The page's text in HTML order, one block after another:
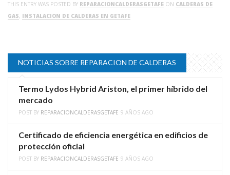
THIS ENTRY WAS POSTED BY REPARACIONCALDERASGETAFE ON CALDERAS DE
GAS, INSTALACION DE CALDERAS EN GETAFE
NOTICIAS SOBRE REPARACION DE CALDERAS
Termo Lydos Hybrid Ariston, el primer híbrido del
mercado
POST BY REPARACIONCALDERASGETAFE 9 AÑOS AGO
Certificado de eficiencia energética en edificios de
protección oficial
POST BY REPARACIONCALDERASGETAFE 9 AÑOS AGO